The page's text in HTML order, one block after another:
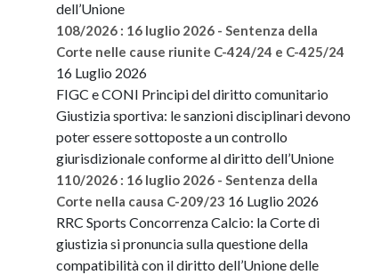
dell’Unione
108/2026 : 16 luglio 2026 - Sentenza della
Corte nelle cause riunite C-424/24 e C-425/24
16 Luglio 2026
FIGC e CONI Principi del diritto comunitario
Giustizia sportiva: le sanzioni disciplinari devono
poter essere sottoposte a un controllo
giurisdizionale conforme al diritto dell’Unione
110/2026 : 16 luglio 2026 - Sentenza della
Corte nella causa C-209/23 16 Luglio 2026
RRC Sports Concorrenza Calcio: la Corte di
giustizia si pronuncia sulla questione della
compatibilità con il diritto dell’Unione delle